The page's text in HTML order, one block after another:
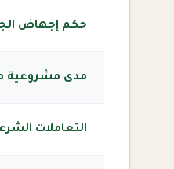
حكم إجهاض
مدى مشروعية
التعاملات